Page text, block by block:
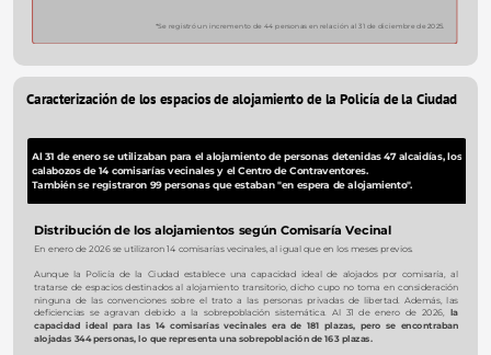
*Se registró un incremento de 44 personas en relación al 31 de diciembre de 2025.
Caracterización de los espacios de alojamiento de la Policía de la Ciudad
Al 31 de enero se utilizaban para el alojamiento de personas detenidas 47 alcaidías, los
calabozos de 14 comisarías vecinales y el Centro de Contraventores.
También se registraron 99 personas que estaban "en espera de alojamiento".
Distribución de los alojamientos según Comisaría Vecinal
En enero de 2026 se utilizaron 14 comisarías vecinales, al igual que en los meses previos.
Aunque la Policía de la Ciudad establece una capacidad ideal de alojados por comisaría, al
tratarse de espacios destinados al alojamiento transitorio, dicho cupo no toma en consideración
ninguna de las convenciones sobre el trato a las personas privadas de libertad. Además, las
deficiencias se agravan debido a la sobrepoblación sistemática. Al 31 de enero de 2026, la
capacidad ideal para las 14 comisarías vecinales era de 181 plazas, pero se encontraban
alojadas 344 personas, lo que representa una sobrepoblación de 163 plazas.